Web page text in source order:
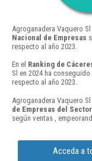
Agroganadera Vaquero
Nacional de Empresas
respecto al año 2023.
En el Ranking de
Sl en 2024 ha
respecto al año 2023.
Agroganadera Vaquero
de Empresas del
según ventas ,
Acceda a